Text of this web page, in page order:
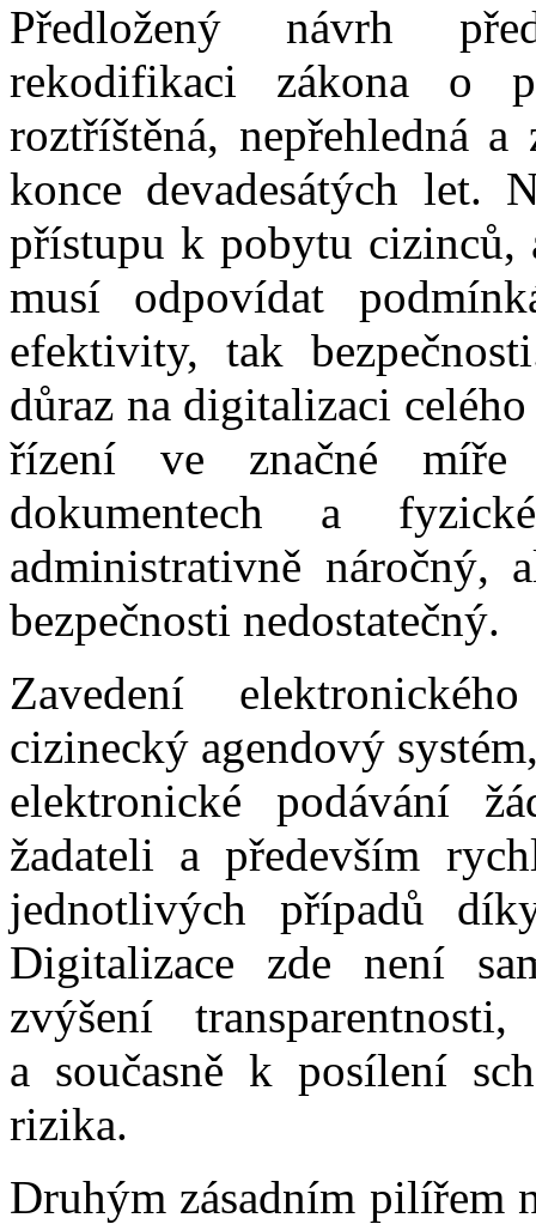
Předložený návrh
rekodifikaci zákona o
roztříštěná, nepřehledná
konce devadesátých let.
přístupu k pobytu cizinců,
musí odpovídat
efektivity, tak
důraz na digitalizaci
řízení ve značné míře
dokumentech a
administrativně náročný,
bezpečnosti nedostatečný.
Zavedení
cizinecký agendový
elektronické podávání
žadateli a především
jednotlivých případů
Digitalizace zde není
zvýšení
a současně k posílení
rizika.
Druhým zásadním pilířem